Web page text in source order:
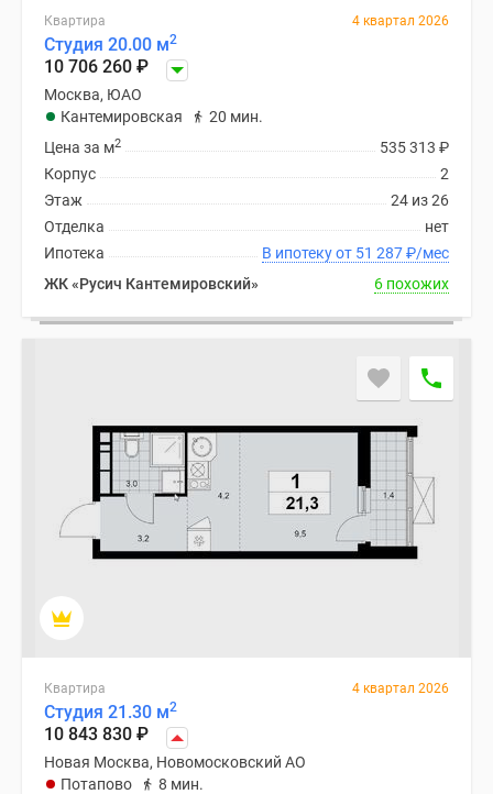
Квартира 4 квартал 2026
Студия 20.00 м2
10 706 260 ₽
Москва, ЮАО
Кантемировская
20 мин.
535 313 ₽
Цена за м2
2
Корпус
24 из 26
Этаж
нет
Отделка
В ипотеку от 51 287₽/мес
Ипотека
ЖК «Русич Кантемировский»
6 похожих
Квартира 4 квартал 2026
Студия 21.30 м2
10 843 830 ₽
Новая Москва, Новомосковский АО
Потапово
8 мин.